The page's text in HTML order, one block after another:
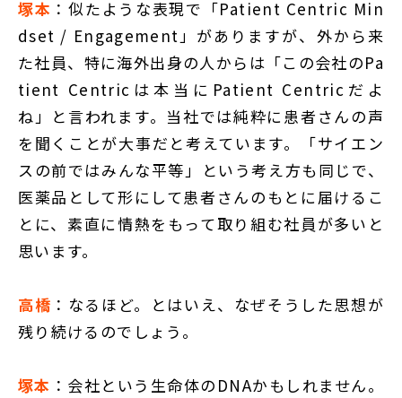
塚本 ：似たような表現で「Patient Centric Min
dset / Engagement」がありますが、外から来
た社員、特に海外出身の人からは「この会社のPa
tient Centricは本当にPatient Centricだよ
ね」と言われます。当社では純粋に患者さんの声
を聞くことが大事だと考えています。「サイエン
スの前ではみんな平等」という考え方も同じで、
医薬品として形にして患者さんのもとに届けるこ
とに、素直に情熱をもって取り組む社員が多いと
思います。
高橋 ：なるほど。とはいえ、なぜそうした思想が
残り続けるのでしょう。
塚本 ：会社という生命体のDNAかもしれません。